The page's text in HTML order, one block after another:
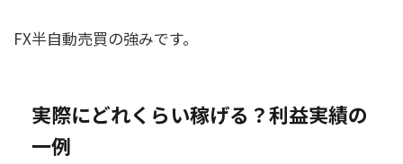
FX半自動売買の強みです。
実際にどれくらい稼げる？利益実績の
一例